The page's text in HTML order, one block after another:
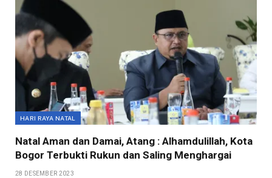
HARI RAYA NATAL
Natal Aman dan Damai, Atang : Alhamdulillah, Kota
Bogor Terbukti Rukun dan Saling Menghargai
28 DESEMBER 2023